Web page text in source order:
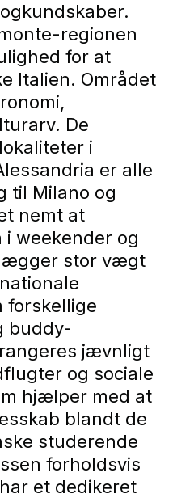
regionen
for at
Italien. Området
De
i
er alle
til Milano og
nemt at
weekender og
stor vægt
forskellige
buddy-
jævnligt
og sociale
hjælper med at
blandt de
studerende
forholdsvis
et dedikeret